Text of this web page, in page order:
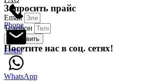
Phone
Email
WhatsApp
Запросить прайс
Email
Телефон
Отправить
Посетите нас в соц. сетях!